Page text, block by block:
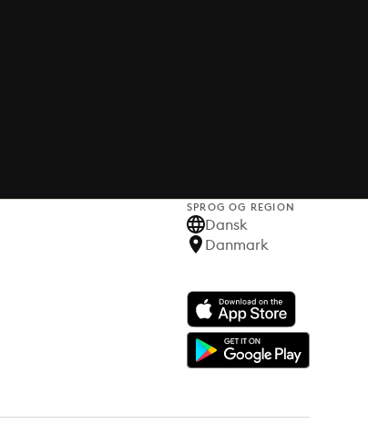
SPROG OG REGION
Dansk
Danmark